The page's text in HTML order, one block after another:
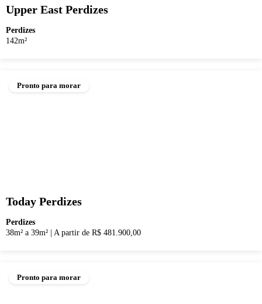
Upper East Perdizes
Perdizes
142m²
Pronto para morar
Today Perdizes
Perdizes
38m² a 39m²
A partir de R$ 481.900,00
Pronto para morar